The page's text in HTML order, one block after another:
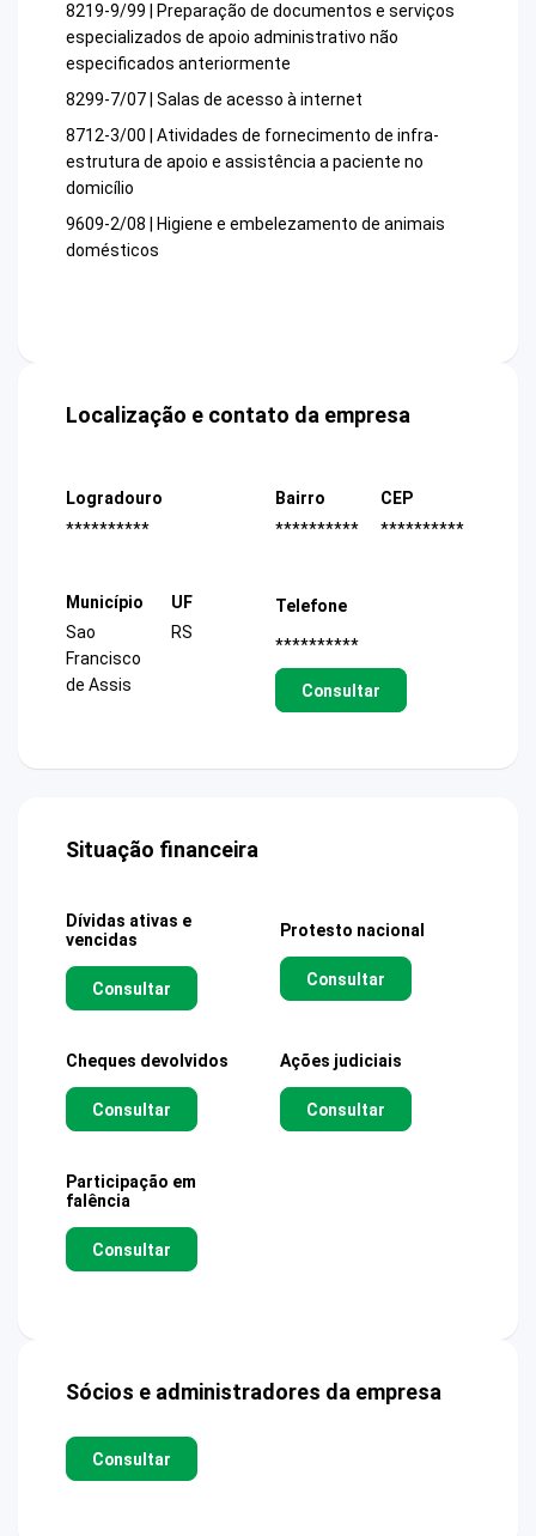
8219-9/99 | Preparação de documentos e serviços
especializados de apoio administrativo não
especificados anteriormente
8299-7/07 | Salas de acesso à internet
8712-3/00 | Atividades de fornecimento de infra-
estrutura de apoio e assistência a paciente no
domicílio
9609-2/08 | Higiene e embelezamento de animais
domésticos
Localização e contato da empresa
Logradouro
**********
Bairro
**********
CEP
**********
Município
Sao
Francisco
de Assis
UF
RS
Telefone
**********
Consultar
Situação financeira
Dívidas ativas e
vencidas
Consultar
Protesto nacional
Consultar
Cheques devolvidos
Consultar
Ações judiciais
Consultar
Participação em
falência
Consultar
Sócios e administradores da empresa
Consultar